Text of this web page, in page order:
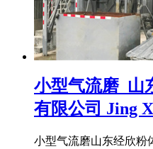
小型气流磨_山
有限公司 Jing
小型气流磨山东经欣粉